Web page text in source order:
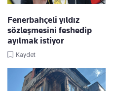
Fenerbahçeli yıldız
sözleşmesini feshedip
ayılmak istiyor
Kaydet